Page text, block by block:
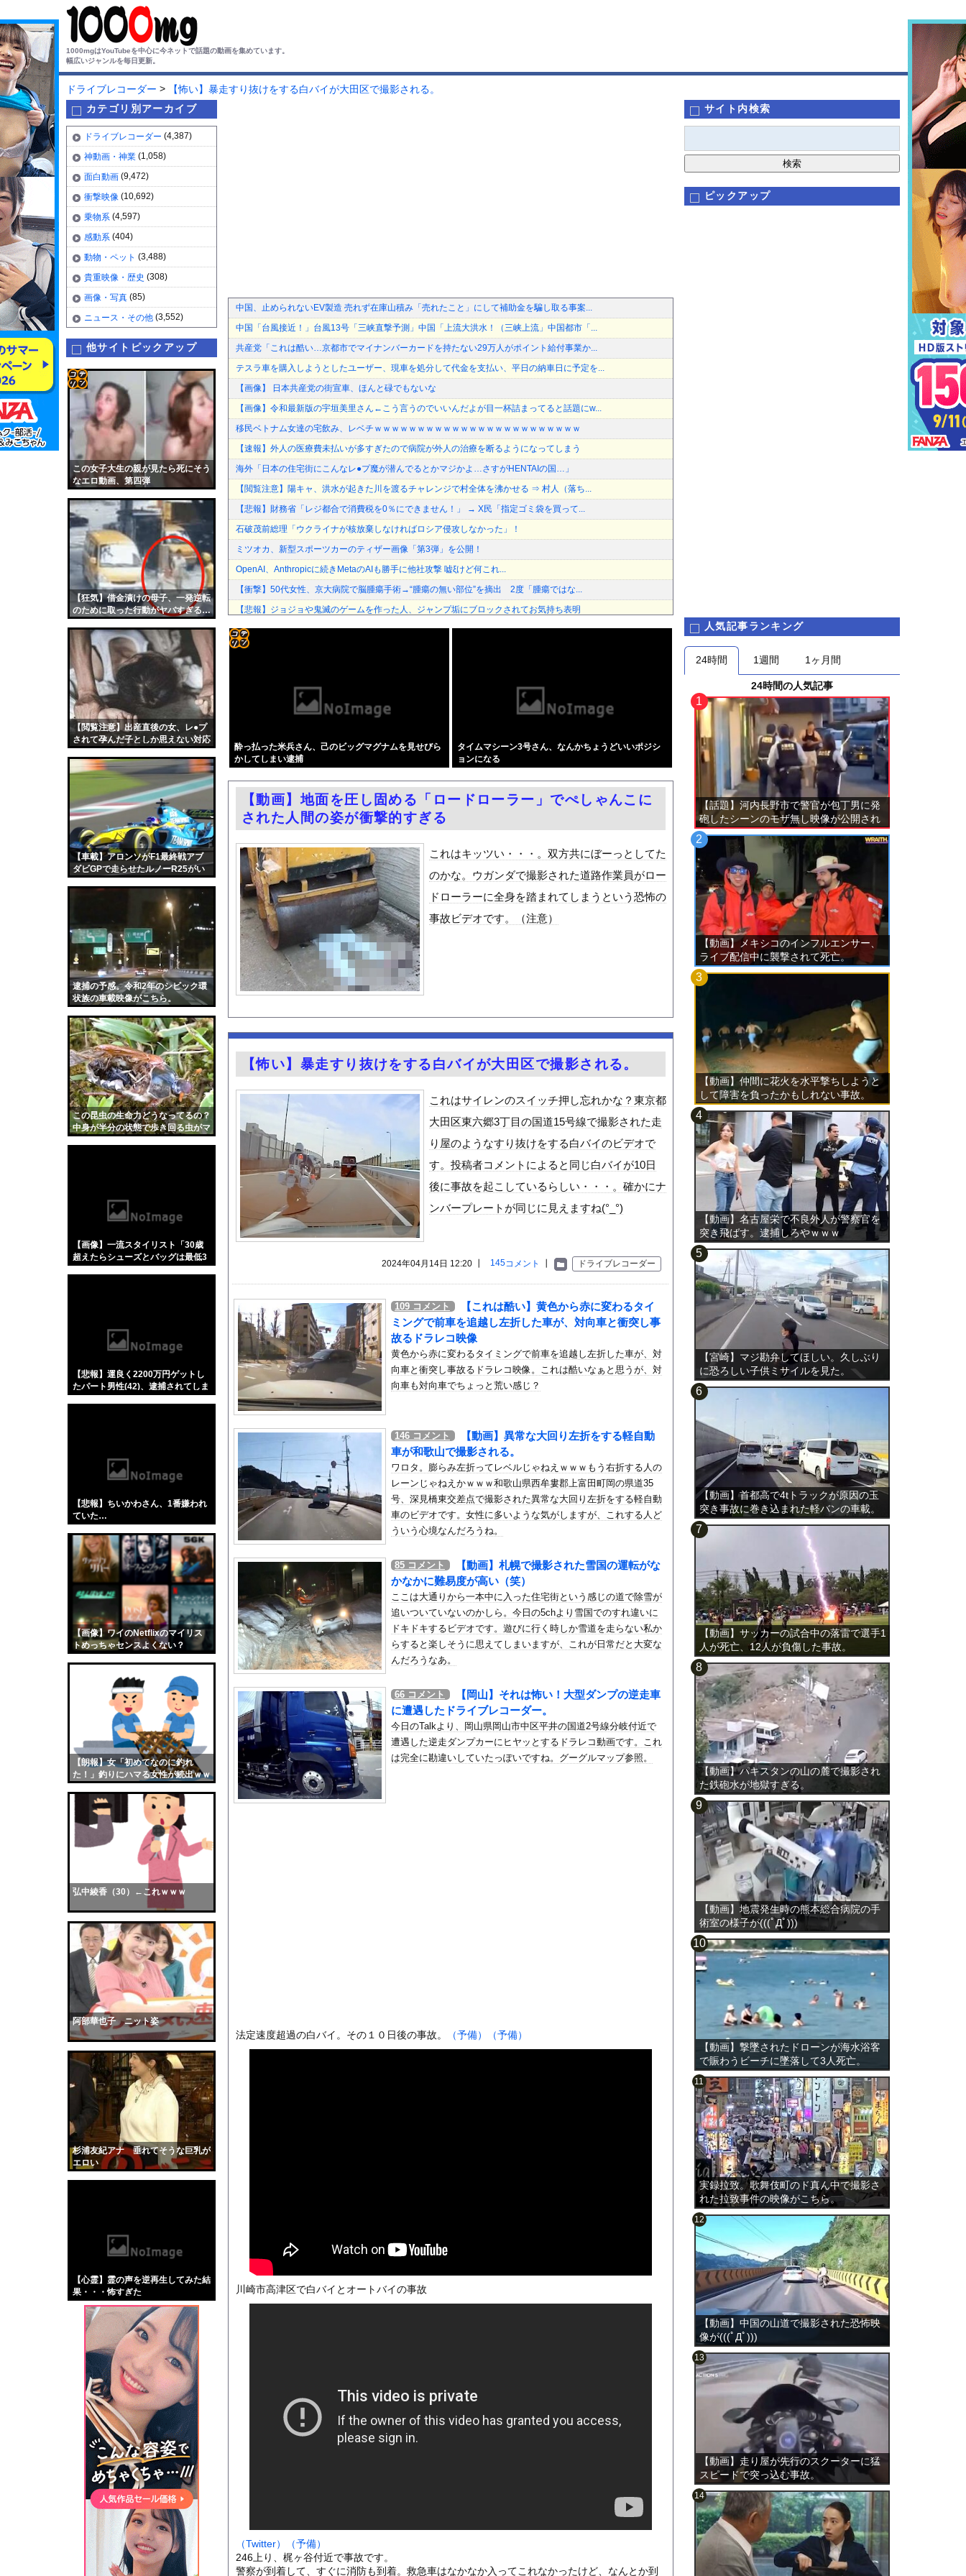
1000mgはYouTubeを中心に今ネットで話題の動画を集めています。
幅広いジャンルを毎日更新。
ドライブレコーダー >
【怖い】暴走すり抜けをする白バイが大田区で撮影される。
カテゴリ別アーカイブ
ドライブレコーダー (4,387)
神動画・神業 (1,058)
面白動画 (9,472)
衝撃映像 (10,692)
乗物系 (4,597)
感動系 (404)
動物・ペット (3,488)
貴重映像・歴史 (308)
画像・写真 (85)
ニュース・その他 (3,552)
他サイトピックアップ
この女子大生の親が見たら死にそう
なエロ動画、第四弾
【狂気】借金漬けの母子、一発逆転
のために取った行動がヤバすぎる…
【閲覧注意】出産直後の女、レ●プ
されて孕んだ子としか思えない対応
【車載】アロンソがF1最終戦アブ
ダビGPで走らせたルノーR25がい
逮捕の予感。令和2年のシビック環
状族の車載映像がこちら。
この昆虫の生命力どうなってるの？
中身が半分の状態で歩き回る虫がマ
【画像】一流スタイリスト「30歳
超えたらシューズとバッグは最低3
【悲報】運良く2200万円ゲットし
たパート男性(42)、逮捕されてしま
【悲報】ちいかわさん、1番嫌われ
ていた…
【画像】ワイのNetflixのマイリス
トめっちゃセンスよくない？
【朗報】女「初めてなのに釣れ
た！」釣りにハマる女性が続出ｗｗ
弘中綾香（30）←これｗｗｗ
阿部華也子 ニット姿
杉浦友紀アナ 垂れてそうな巨乳が
エロい
【心霊】霊の声を逆再生してみた結
果・・・怖すぎた
wwwwwwwwwwwwww
コテ
リン
- 固
定リ
ンク
自動
更新
ツー
ル
中国、止められないEV製造 売れず在庫山積み「売れたこと」にして補助金を騙し取る事案...
中国「台風接近！」台風13号「三峡直撃予測」中国「上流大洪水！（三峡上流」中国都市「...
共産党「これは酷い…京都市でマイナンバーカードを持たない29万人がポイント給付事業か...
テスラ車を購入しようとしたユーザー、現車を処分して代金を支払い、平日の納車日に予定を...
【画像】 日本共産党の街宣車、ほんと碌でもないな
【画像】令和最新版の宇垣美里さん←こう言うのでいいんだよが目一杯詰まってると話題にw...
移民ベトナム女達の宅飲み、レベチｗｗｗｗｗｗｗｗｗｗｗｗｗｗｗｗｗｗｗｗｗｗｗｗ
【速報】外人の医療費未払いが多すぎたので病院が外人の治療を断るようになってしまう
海外「日本の住宅街にこんなレ●プ魔が潜んでるとかマジかよ…さすがHENTAIの国…」
【閲覧注意】陽キャ、洪水が起きた川を渡るチャレンジで村全体を沸かせる ⇒ 村人（落ち...
【悲報】財務省「レジ都合で消費税を0％にできません！」 → X民「指定ゴミ袋を買って...
石破茂前総理「ウクライナが核放棄しなければロシア侵攻しなかった」！
ミツオカ、新型スポーツカーのティザー画像「第3弾」を公開！
OpenAI、Anthropicに続きMetaのAIも勝手に他社攻撃 嘘ξけど何これ...
【衝撃】50代女性、京大病院で脳腫瘍手術→“腫瘍の無い部位”を摘出 2度「腫瘍ではな...
【悲報】ジョジョや鬼滅のゲームを作った人、ジャンプ垢にブロックされてお気持ち表明
中居正広（無職）、熊本に多額の寄付していた。知人「誰にも知られなくてもいい、と公表し...
ホリエモン「面接でさ、納豆パックの薄いフィルムって何のために入っていの？って聞くわけ...
「小泉やめろ！」→市民らが横浜駅前で大絶叫ｗｗｗｗｗｗｗｗ
化石賞だの御高説を宣っていたヨーロッパ、自分が猛暑に襲われると為すすべべもなくダメー...
エロ漫画『どんなお願いでも聞いてくれる同級生と付き合ったら脳みそ破壊されたお話』をr...
万年赤字のインドネシア新幹線。負債を埋めるため政府が過半数の株式を引き受ける
【第4弾】FANZA「50％OFFキャンペーン」開催！人気の最新作・AVデビュー作品...
FANZAが夏のAV50％OFFセールを開催 part4
【速報】れいわ新選組、新たな党名は「いのちの党」 略称は「いのち」 [135853...
渡邊渚さん「私がPTSDと診断された当時、世間はまだPTSDという言葉は浸透されてい...
職場の人妻と不倫をして、ついに、、、
中国「台風接近！」台風13号「三峡直撃予測」中国「上流大洪水！（三峡上流」中国都市「...
韓国国会、サッカー前代表監督を追及「なぜ負けたのか」
日本旅行キャンセルすべきか…1万年ぶり史上最大級の火山の兆し＝韓国の反応
うちのネコが目の前にいた。私が上に物を投げるフリをする → 猫はこうなります…
車中泊できる軽のオススメ
一般人を遥かに超えた最高のIcupを持つ超一般人がAVデビュー！！
二郎ってニンニク要らんよな
【朗報】マツダ、新型CX-5が売れて黒字転換！！
あえて「ブラジャー丸見え」で外出する女性が急増中
畑下由佳アナ ニットの胸元がくっきり！！
「THE NORTH FACE」の人気が低下・・・
元朝日新聞記者さん 新聞の軽減税率の闇に触れてしまう「自分たちだけが特別扱いされる理...
積水ハウス「地面師に55億円騙し取られた…」 ワイ「はえーかわいそう…会社滅茶苦茶や...
『Re：ゼロから始める異世界生活』60話感想 氷上のバトル！レグルスの権能とは！
【画像】キス釣りするんや
【Xの車窓から】オービスかと思ったら野生の炊飯器で草 ほか
【ポロリ悲話】ネットで拡散してるおっぱいポロリ動画、何故か叩かれる・・・
【4/4】嫁が浮気をしている。私の知らないスマホで連絡を取り合い、日中会ったりしてい...
海外「日本の住宅街にこんなレ●プ魔が潜んでるとかマジかよ…さすがHENTAIの国…」
【動画】顔30お○ぱい100のグラドル、あたシコってしまうｗｗｗ
【朗報】 海邉朱莉、「ビキニデカい動画」が出回る→ミーグリが売れるｗｗｗｗｗｗ
FC東京、ポルトガル2部ペナフィエルに期限付き移籍していたMF安斎颯馬の復帰を発表 ...
海外留学中に起きた悲しい事故。同級生の最期について語られた瞬間、一人の女子学生が涙を...
【デレマス】810プロエアコン騒動【ぷちかれシリーズ】
【速報】れいわ新選組、党名を「いのちの党」へ変更表明 → ﾈｯﾄ「ギャグセンス高すぎ...
【衝撃】50代女性、京大病院で脳腫瘍手術→“腫瘍の無い部位”を摘出 2度「腫瘍ではな...
パチ●コさん、スロット化計画が進行中らしい
ヒカキン、熊本地震の被災地に2000万円寄付ｗｗｗｗｗｗｗｗｗ
【動画】高速道路をバックしていた車に後続車が追突して家族4人が死亡、3人重傷。
【画像】パン線透けまくってるOLの尻wwwwww
海外「日本なんて行くんじゃなかった…」 日本を知ってしまったディズニー信者、帰国後『...
【画像】電車の『ドア横キープマン』、炎上wwwwwwww
【江別事件】大学生リンチ殺人主犯の男(当時18歳)に「無期懲役」の判決
【画像】おまえらくんの机がこの女の子の椅子にされてたらｗｗｗ
【画像】この女優さん、可愛すぎる
【朗報】齋藤飛鳥、前屈みで完全に見えてる動画が拡散されてしまう…
【画像】おまえらこういう地雷系の女子高生って好きじゃないの？
海外「日本よ、お前がナンバーワンだ」 熊本地震直後の日本の対応のスピードに世界が衝撃
勇気を出して白人美女にチン凸したアジア人短小男
、爆笑されてしまうｗｗｗ
10年もの間浮気してた嫁。まさかと思い長男のDNA鑑定をするがいいな？と問うと、元嫁...
ウクライナ侵攻以降、ロシア軍兵士のHIV感染が2000％急増…ウクライナメディア！
【配信者】「金バエ」のSNS更新が1週間途絶え、様々な憶測が飛び交う。1週間ぶりの投...
そこには目と口と鼻があった。これはキメラですか？ → 謎の生物はこちらです…
【画像】伊藤舞雪とかいうＡＶ女優ｗｗｗｗｗｗｗｗｗｗw
Powered by livedoor 相互RSS
このページは1000mg
が管理しています。 RSS設定 更新順130件まで。それ以降の古いものは表
示されません。
酔っ払った米兵さん、己のビッグマグナムを見せびら
かしてしまい逮捕
タイムマシーン3号さん、なんかちょうどいいポジシ
ョンになる
自動
更新
【動画】地面を圧し固める「ロードローラー」でぺしゃんこに
された人間の姿が衝撃的すぎる
これはキッツい・・・。双方共にぼーっとしてた
のかな。ウガンダで撮影された道路作業員がロー
ドローラーに全身を踏まれてしまうという恐怖の
事故ビデオです。（注意）
【怖い】暴走すり抜けをする白バイが大田区で撮影される。
これはサイレンのスイッチ押し忘れかな？東京都
大田区東六郷3丁目の国道15号線で撮影された走
り屋のようなすり抜けをする白バイのビデオで
す。投稿者コメントによると同じ白バイが10日
後に事故を起こしているらしい・・・。確かにナ
ンバープレートが同じに見えますね(°_°)
ドライブレコーダー
145コメント
2024年04月14日 12:20 ┃
109 コメント
【これは酷い】黄色から赤に変わるタイ
ミングで前車を追越し左折した車が、対向車と衝突し事
故るドラレコ映像
黄色から赤に変わるタイミングで前車を追越し左折した車が、対
向車と衝突し事故るドラレコ映像。これは酷いなぁと思うが、対
向車も対向車でちょっと荒い感じ？
146 コメント
【動画】異常な大回り左折をする軽自動
車が和歌山で撮影される。
ワロタ。膨らみ左折ってレベルじゃねえｗｗｗもう右折する人の
レーンじゃねえかｗｗｗ和歌山県西牟婁郡上富田町岡の県道35
号、深見橋東交差点で撮影された異常な大回り左折をする軽自動
車のビデオです。女性に多いような気がしますが、これする人ど
ういう心境なんだろうね。
85 コメント
【動画】札幌で撮影された雪国の運転がな
かなかに難易度が高い（笑）
ここは大通りから一本中に入った住宅街という感じの道で除雪が
追いついていないのかしら。今日の5chより雪国でのすれ違いに
ドキドキするビデオです。遊びに行く時しか雪道を走らない私か
らすると楽しそうに思えてしまいますが、これが日常だと大変な
んだろうなあ。
66 コメント
【岡山】それは怖い！大型ダンプの逆走車
に遭遇したドライブレコーダー。
今日のTalkより、岡山県岡山市中区平井の国道2号線分岐付近で
遭遇した逆走ダンプカーにヒヤッとするドラレコ動画です。これ
は完全に勘違いしていたっぽいですね。グーグルマップ参照。
法定速度超過の白バイ。その１０日後の事故。 （予備） （予備）
川崎市高津区で白バイとオートバイの事故
（Twitter）
（予備）
246上り、梶ヶ谷付近で事故です。
警察が到着して、すぐに消防も到着。救急車はなかなか入ってこれなかったけど、なんとか到
サイト内検索
ピックアップ
人気記事ランキング
24時間 1週間 1ヶ月間
24時間の人気記事
【話題】河内長野市で警官が包丁男に発
砲したシーンのモザ無し映像が公開され
る。
【動画】メキシコのインフルエンサー、
ライブ配信中に襲撃されて死亡。
【動画】仲間に花火を水平撃ちしようと
して障害を負ったかもしれない事故。
【動画】名古屋栄で不良外人が警察官を
突き飛ばす。逮捕しろやｗｗｗ
【宮崎】マジ勘弁してほしい。久しぶり
に恐ろしい子供ミサイルを見た。
【動画】首都高で4tトラックが原因の玉
突き事故に巻き込まれた軽バンの車載。
【動画】サッカーの試合中の落雷で選手1
人が死亡、12人が負傷した事故。
【動画】パキスタンの山の麓で撮影され
た鉄砲水が地獄すぎる。
【動画】地震発生時の熊本総合病院の手
術室の様子が(((ﾟДﾟ)))
【動画】撃墜されたドローンが海水浴客
で賑わうビーチに墜落して3人死亡。
実録拉致。歌舞伎町のド真ん中で撮影さ
れた拉致事件の映像がこちら。
【動画】中国の山道で撮影された恐怖映
像が(((ﾟДﾟ)))
【動画】走り屋が先行のスクーターに猛
スピードで突っ込む事故。